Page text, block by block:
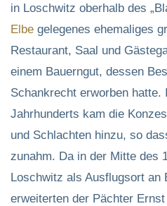
in Loschwitz oberhalb des
Elbe gelegenes ehemaliges
Restaurant, Saal und
einem Bauerngut, dessen
Schankrecht erworben hatte.
Jahrhunderts kam die
und Schlachten hinzu, so
zunahm. Da in der Mitte des
Loschwitz als Ausflugsort an
erweiterten der Pächter